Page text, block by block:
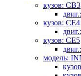
кузов: CB3
кузов: CE4
кузов: CE5
модель: